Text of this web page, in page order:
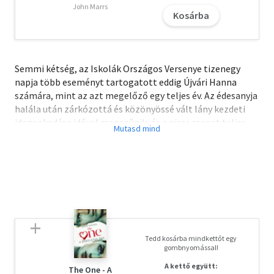
John Marrs
Kosárba
Semmi kétség, az Iskolák Országos Versenye tizenegy
napja több eseményt tartogatott eddig Újvári Hanna
számára, mint az azt megelőző egy teljes év. Az édesanyja
halála után zárkózottá és közönyössé vált lány kezdeti
idegenkedése idővel megszűnik, és a piros csapat teljes
értékű tagjaként minden tehetségét és tudását arra
élménytábor árnyas fái alatt könnyen válhat barátból
ellenség, kellemetlen vetélytársból hasznos szövetséges,
tartósnak hitt kapcsolatból futó ismeretség…
A letöltéssel kapcsolatos kérdésekreitttalálhat választ.
The One - A
Tedd kosárba mindkettőt egy
gombnyomással!
A kettő együtt: